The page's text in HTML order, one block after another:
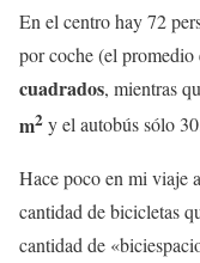
En el centro hay 72
por coche (el promedio
cuadrados, mientras
m2 y el autobús sólo
Hace poco en mi viaje
cantidad de bicicletas
cantidad de